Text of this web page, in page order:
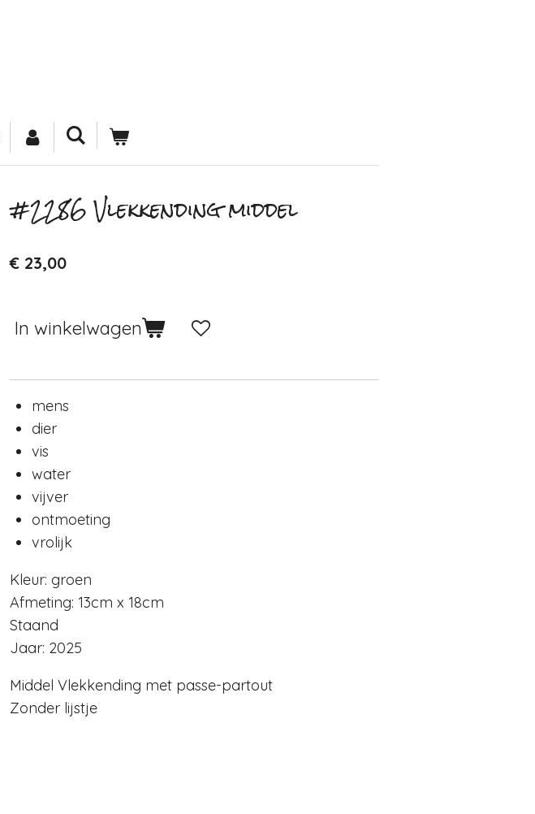
#2286 Vlekkending middel
€ 23,00
In winkelwagen
mens
dier
vis
water
vijver
ontmoeting
vrolijk
Kleur: groen
Afmeting: 13cm x 18cm
Staand
Jaar: 2025
Middel Vlekkending met passe-partout
Zonder lijstje